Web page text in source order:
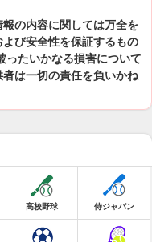
の内容に関しては万全を
び安全性を保証するもの
ったいかなる損害について
は一切の責任を負いかね
高校野球 侍ジャパン